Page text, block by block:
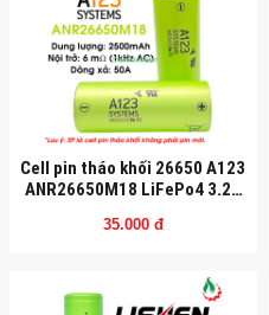
Cell pin tháo khối 26650 A123
ANR26650M18 LiFePo4 3.2V
35.000 đ